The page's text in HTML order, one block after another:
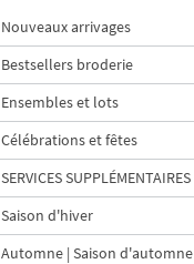
Nouveaux arrivages
Bestsellers broderie
Ensembles et lots
Célébrations et fêtes
SERVICES SUPPLÉMENTAIRES
Saison d'hiver
Automne | Saison d'automne